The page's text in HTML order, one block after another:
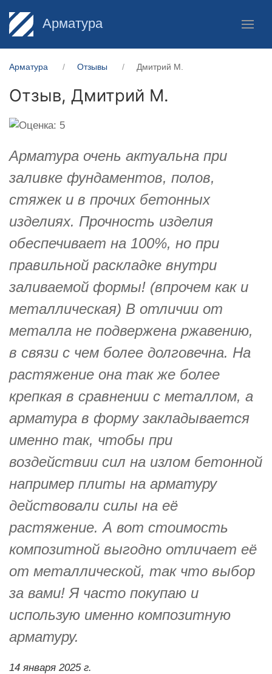
Арматура
Арматура Отзывы Дмитрий М.
Отзыв, Дмитрий М.
Арматура очень актуальна при
заливке фундаментов, полов,
стяжек и в прочих бетонных
изделиях. Прочность изделия
обеспечивает на 100%, но при
правильной раскладке внутри
заливаемой формы! (впрочем как и
металлическая) В отличии от
металла не подвержена ржавению,
в связи с чем более долговечна. На
растяжение она так же более
крепкая в сравнении с металлом, а
арматура в форму закладывается
именно так, чтобы при
воздействии сил на излом бетонной
например плиты на арматуру
действовали силы на её
растяжение. А вот стоимость
композитной выгодно отличает её
от металлической, так что выбор
за вами! Я часто покупаю и
использую именно композитную
арматуру.
14 января 2025 г.